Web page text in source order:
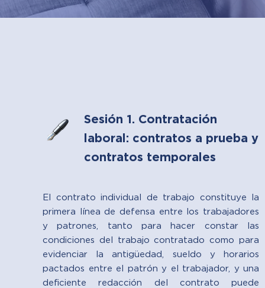
Sesión 1. Contratación
laboral: contratos a prueba y
contratos temporales
El contrato individual de trabajo constituye la
primera línea de defensa entre los trabajadores
y patrones, tanto para hacer constar las
condiciones del trabajo contratado como para
evidenciar la antigüedad, sueldo y horarios
pactados entre el patrón y el trabajador, y una
deficiente redacción del contrato puede